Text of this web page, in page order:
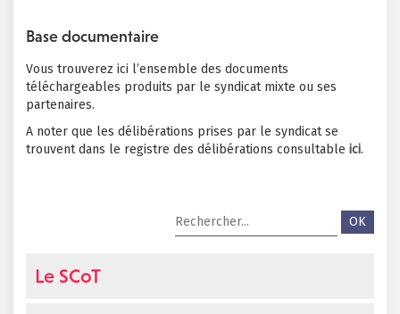
Base documentaire
Vous trouverez ici l’ensemble des documents
téléchargeables produits par le syndicat mixte ou ses
partenaires.
A noter que les délibérations prises par le syndicat se
trouvent dans le registre des délibérations consultable ici.
Le SCoT